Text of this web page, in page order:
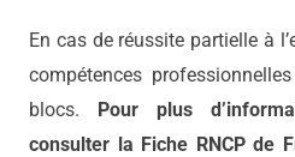
En cas de réussite partielle à
compétences
blocs. Pour plus
consulter la Fiche RNCP de